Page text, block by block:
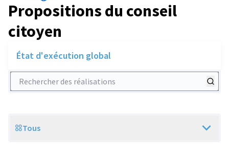
Propositions du conseil
citoyen
État d'exécution global
Rechercher des réalisations
Scope
Tous